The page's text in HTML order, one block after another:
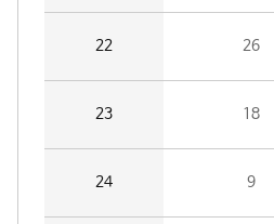
22 26
23 18
24 9